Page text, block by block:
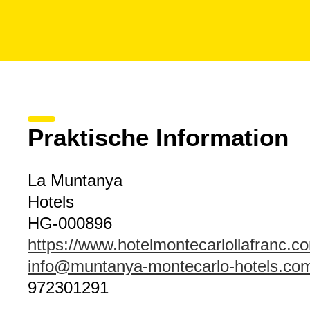
Praktische Information
La Muntanya
Hotels
HG-000896
https://
info@muntanya-montecarlo-
972301291